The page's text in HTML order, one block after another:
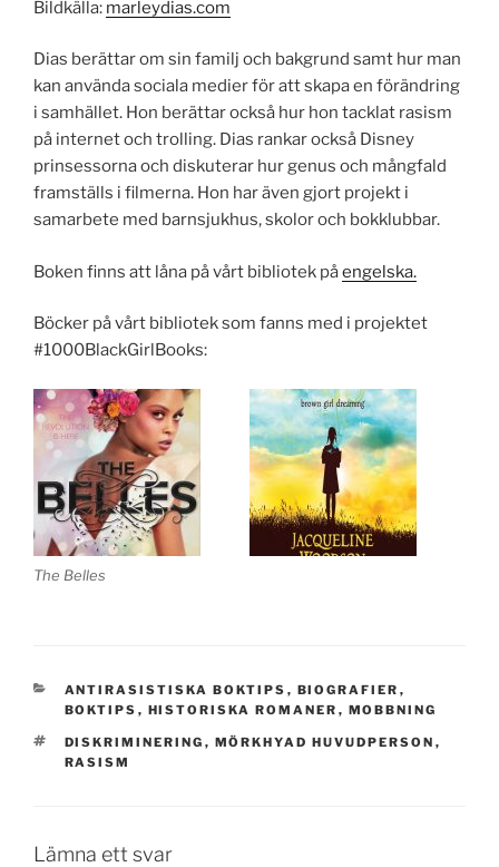
Bildkälla: marleydias.com
Dias berättar om sin familj och bakgrund samt hur man
kan använda sociala medier för att skapa en förändring
i samhället. Hon berättar också hur hon tacklat rasism
på internet och trolling. Dias rankar också Disney
prinsessorna och diskuterar hur genus och mångfald
framställs i filmerna. Hon har även gjort projekt i
samarbete med barnsjukhus, skolor och bokklubbar.
Boken finns att låna på vårt bibliotek påengelska.
Böcker på vårt bibliotek som fanns med i projektet
#1000BlackGirlBooks:
The Belles
KATEGORIER
ANTIRASISTISKA BOKTIPS , BIOGRAFIER ,
BOKTIPS , HISTORISKA ROMANER , MOBBNING
TAGGAR
DISKRIMINERING , MÖRKHYAD HUVUDPERSON ,
RASISM
Lämna ett svar